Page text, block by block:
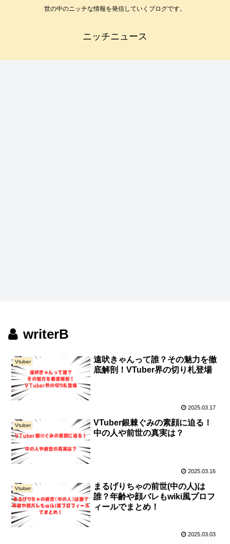
世の中のニッチな情報を発信していくブログです。
ニッチニュース
writerB
Vtuber
遠吠きゃんって誰？その魅力を徹
底解剖！VTuber界の切り札登場
2025.03.17
Vtuber
VTuber銀棘ぐみの素顔に迫る！
中の人や前世の真実は？
2025.03.16
Vtuber
まるげりちゃの前世(中の人)は
誰？年齢や顔バレもwiki風プロフ
ィールでまとめ！
2025.03.03